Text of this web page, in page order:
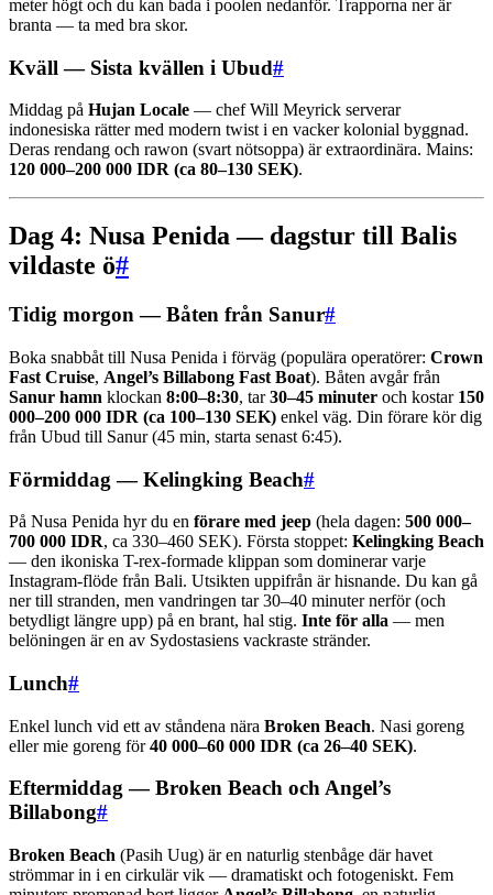
meter högt och du kan bada i poolen nedanför. Trapporna ner är
branta — ta med bra skor.
Kväll — Sista kvällen i Ubud#
Middag på Hujan Locale — chef Will Meyrick serverar
indonesiska rätter med modern twist i en vacker kolonial byggnad.
Deras rendang och rawon (svart nötsoppa) är extraordinära. Mains:
120 000–200 000 IDR (ca 80–130 SEK).
Dag 4: Nusa Penida — dagstur till Balis
vildaste ö#
Tidig morgon — Båten från Sanur#
Boka snabbåt till Nusa Penida i förväg (populära operatörer: Crown
Fast Cruise, Angel’s Billabong Fast Boat). Båten avgår från
Sanur hamn klockan 8:00–8:30, tar30–45 minuter och kostar 150
000–200 000 IDR (ca 100–130 SEK) enkel väg. Din förare kör dig
från Ubud till Sanur (45 min, starta senast 6:45).
Förmiddag — Kelingking Beach#
På Nusa Penida hyr du en förare med jeep (hela dagen: 500 000–
700 000 IDR, ca 330–460 SEK). Första stoppet: Kelingking Beach
— den ikoniska T-rex-formade klippan som dominerar varje
Instagram-flöde från Bali. Utsikten uppifrån är hisnande. Du kan gå
ner till stranden, men vandringen tar 30–40 minuter nerför (och
betydligt längre upp) på en brant, hal stig. Inte för alla — men
belöningen är en av Sydostasiens vackraste stränder.
Lunch#
Enkel lunch vid ett av ståndena nära Broken Beach. Nasi goreng
eller mie goreng för40 000–60 000 IDR (ca 26–40 SEK).
Eftermiddag — Broken Beach och Angel’s
Billabong#
Broken Beach (Pasih Uug) är en naturlig stenbåge där havet
strömmar in i en cirkulär vik — dramatiskt och fotogeniskt. Fem